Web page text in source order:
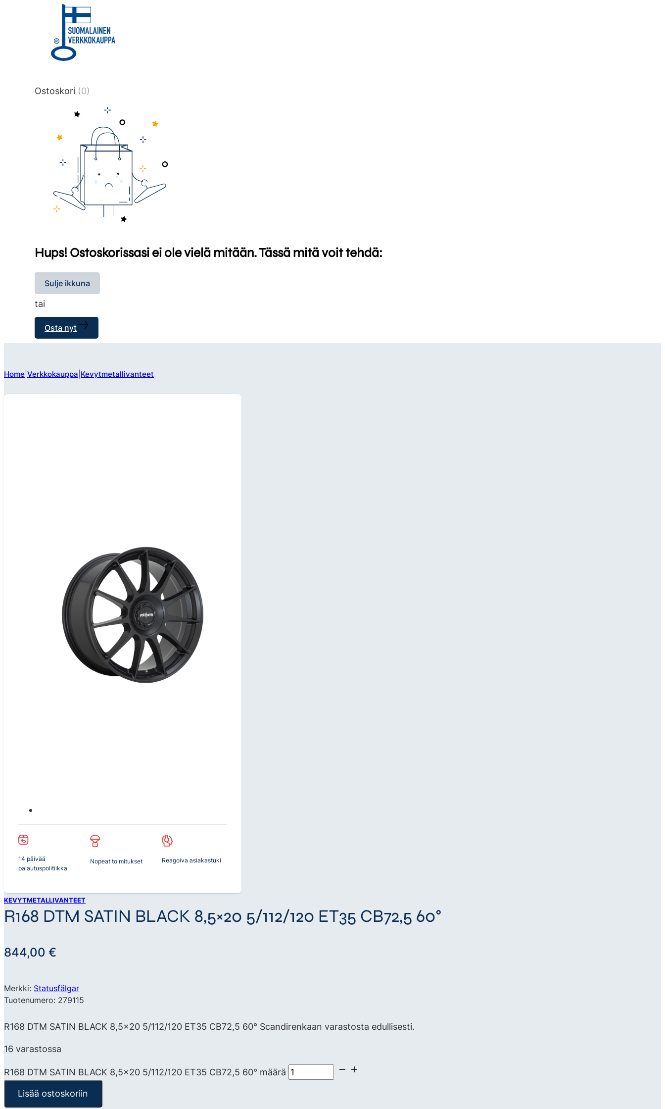
title or content.","post_type":
["product"],"ajax_loader_animation":"ripple","ajax_loader_selector":"#brxe-
tmlmvi","meta_query":
data-original-query-vars="[]" data-page="1" data-max-
Ostoskori (0)
Hups! Ostoskorissasi ei ole vielä mitään. Tässä mitä voit tehdä:
Sulje ikkuna
tai
Osta nyt
Home Verkkokauppa Kevytmetallivanteet
14 päivää
palautuspolitiikka
Nopeat toimitukset Reagoiva asiakastuki
KEVYTMETALLIVANTEET
R168 DTM SATIN BLACK 8,5×20 5/112/120 ET35 CB72,5 60°
844,00 €
Merkki: Statusfälgar
Tuotenumero: 279115
R168 DTM SATIN BLACK 8,5×20 5/112/120 ET35 CB72,5 60° Scandirenkaan varastosta edullisesti.
16 varastossa
R168 DTM SATIN BLACK 8,5x20 5/112/120 ET35 CB72,5 60° määrä
Lisää ostoskoriin